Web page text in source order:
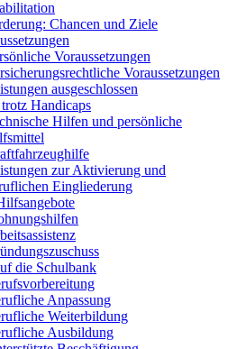
Chancen und Ziele
Voraussetzungen
Voraussetzungen
ausgeschlossen
Handicaps
Hilfen und persönliche
zur Aktivierung und
Eingliederung
die Schulbank
Anpassung
Weiterbildung
Ausbildung